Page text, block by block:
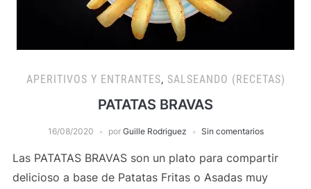
APERITIVOS Y ENTRANTES, SALSEANDO (RECETAS)
PATATAS BRAVAS
16/08/2020 por Guille Rodriguez Sin comentarios
Las PATATAS BRAVAS son un plato para compartir
delicioso a base de Patatas Fritas o Asadas muy